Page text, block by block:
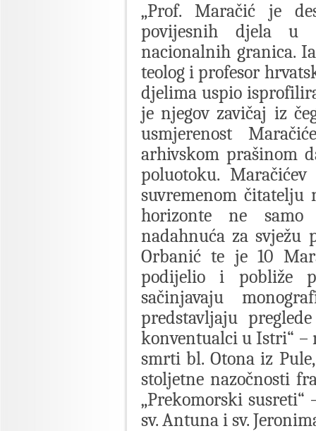
„Prof. Maračić je
povijesnih djela u
nacionalnih granica.
teolog i profesor
djelima uspio
je njegov zavičaj iz
usmjerenost
arhivskom prašinom
poluotoku.
suvremenom čitatelju
horizonte ne
nadahnuća za svježu
Orbanić te je 10
podijelio i pobliže
sačinjavaju
predstavljaju
konventualci u Istri“ –
smrti bl. Otona iz
stoljetne nazočnosti
„Prekomorski susreti“
sv. Antuna i sv.